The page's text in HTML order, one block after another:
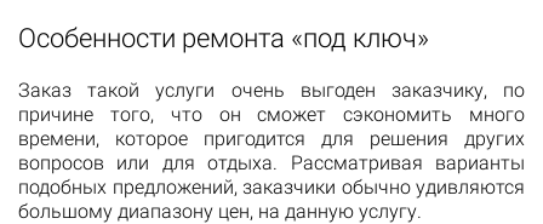
Особенности ремонта «под ключ»
Заказ такой услуги очень выгоден заказчику, по
причине того, что он сможет сэкономить много
времени, которое пригодится для решения других
вопросов или для отдыха. Рассматривая варианты
подобных предложений, заказчики обычно удивляются
большому диапазону цен, на данную услугу.